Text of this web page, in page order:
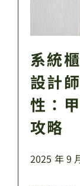
系統
設計
性：
攻略
2025 年 9